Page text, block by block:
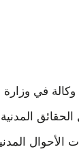
في وزارة
الأحوال